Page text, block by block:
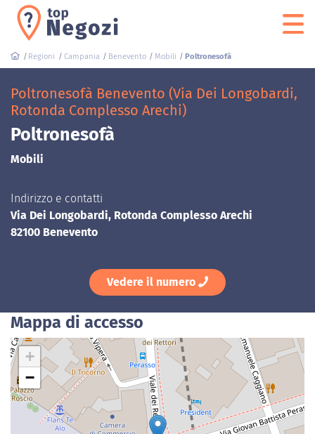
Regioni Campania Benevento Mobili Poltronesofà
Poltronesofà Benevento (Via Dei Longobardi,
Rotonda Complesso Arechi)
Poltronesofà
Mobili
Indirizzo e contatti
Via Dei Longobardi, Rotonda Complesso Arechi
82100 Benevento
Vedere il numero
Mappa di accesso
+
−